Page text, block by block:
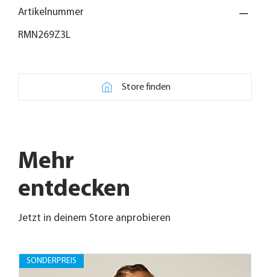
Artikelnummer
RMN269Z3L
Store finden
SONDERPREIS
entdecken
Mehr
Jetzt in deinem Store anprobieren